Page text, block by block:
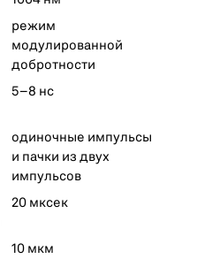
режим
модулированной
добротности
5–8 нс
одиночные импульсы
и пачки из двух
импульсов
20 мксек
10 мкм